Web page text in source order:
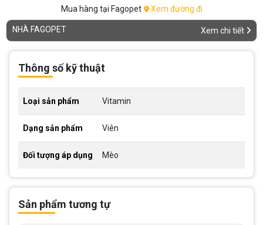
Mua hàng tại Fagopet
Xem đường đi
NHÀ FAGOPET Xem chi tiết
Thông số kỹ thuật
Loại sản phẩm Vitamin
Dạng sản phẩm Viên
Đối tượng áp dụng Mèo
Sản phẩm tương tự